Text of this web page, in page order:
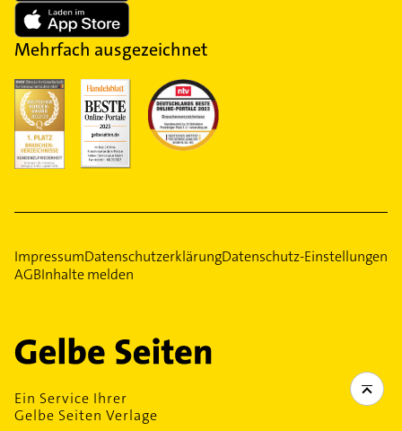
Mehrfach ausgezeichnet
ImpressumDatenschutzerklärungDatenschutz-Einstellungen
AGBInhalte melden
Ein Service Ihrer
Gelbe Seiten Verlage